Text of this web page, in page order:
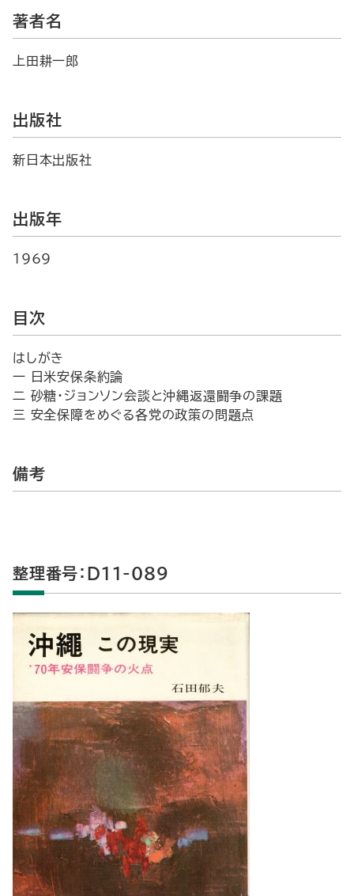
著者名
上田耕一郎
出版社
新日本出版社
出版年
1969
目次
はしがき
一 日米安保条約論
二 砂糖・ジョンソン会談と沖縄返還闘争の課題
三 安全保障をめぐる各党の政策の問題点
備考
整理番号：D11-089